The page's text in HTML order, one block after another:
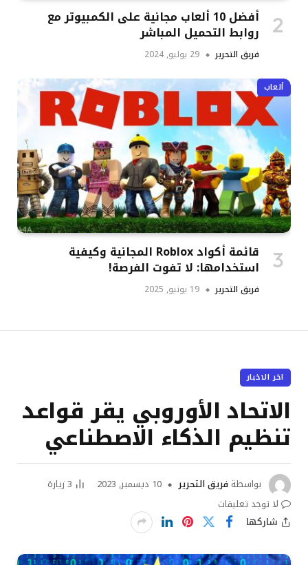
أفضل 10 ألعاب مجانية على الكمبيوتر مع
روابط التحميل المباشر
فريق التحرير 29 يوليو, 2024
ألعاب
قائمة أكواد Roblox المجانية وكيفية
استخدامها: لا تفوت الفرصة!
فريق التحرير 19 يونيو, 2025
اخر الاخبار
الاتحاد الأوروبي يقر قواعد
تنظيم الذكاء الاصطناعي
بواسطة فريق التحرير 10 ديسمبر, 2023 3زيارة
لا توجد تعليقات
شاركها